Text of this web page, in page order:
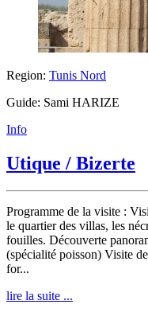
Region: Tunis Nord
Guide: Sami HARIZE
Info
Utique / Bizerte
Programme de la visite :
le quartier des villas, les
fouilles. Découverte
(spécialité poisson) Visite
for...
lire la suite ...